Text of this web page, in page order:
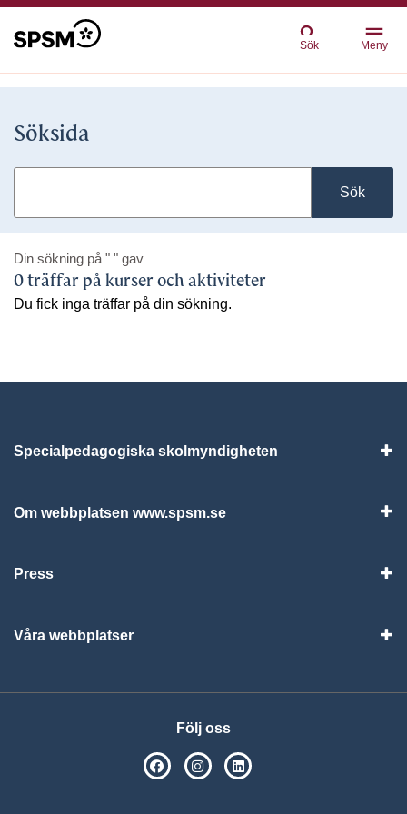
Sök Meny
Söksida
Sök
Din sökning på " " gav
0 träffar på kurser och aktiviteter
Du fick inga träffar på din sökning.
Specialpedagogiska skolmyndigheten
Om webbplatsen www.spsm.se
Press
Våra webbplatser
Följ oss
SPSM på Facebook
SPSM på Instagram